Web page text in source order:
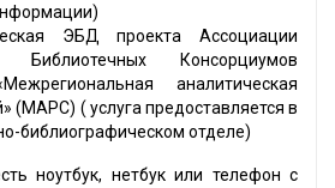
ЭБД проекта Ассоциации
Библиотечных Консорциумов
аналитическая
(МАРС) ( услуга предоставляется в
библиографическом отделе)
ноутбук, нетбук или телефон с